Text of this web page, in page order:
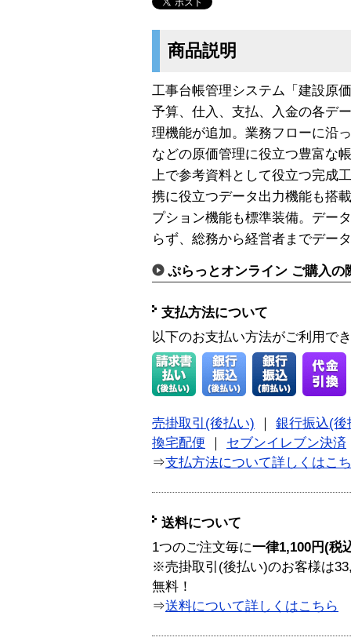
商品説明
工事台帳管理システム「建設原
予算、仕入、支払、入金の各デ
理機能が追加。業務フローに沿
などの原価管理に役立つ豊富な
上で参考資料として役立つ完成
携に役立つデータ出力機能も搭
プション機能も標準装備。デー
らず、総務から経営者までデー
ぷらっとオンライン ご購入の
支払方法について
以下のお支払い方法がご利用で
売掛取引(後払い)
銀行振込(後
換宅配便
セブンイレブン決済
⇒支払方法について詳しくはこ
送料について
1つのご注文毎に一律1,100円(税
※売掛取引(後払い)のお客様は
無料！
⇒送料について詳しくはこちら